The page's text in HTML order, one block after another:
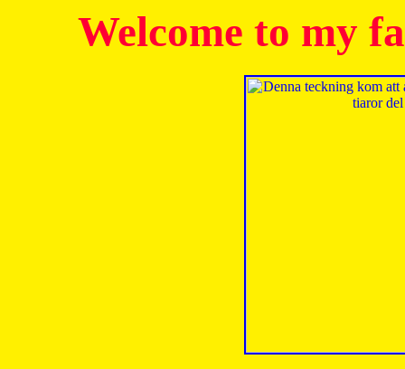
Welcome to my